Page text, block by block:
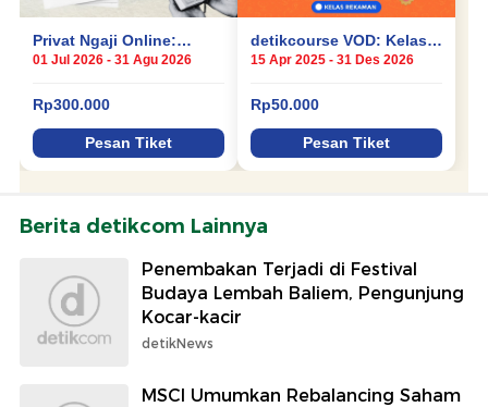
Berita detikcom Lainnya
Penembakan Terjadi di Festival
Budaya Lembah Baliem, Pengunjung
Kocar-kacir
detikNews
MSCI Umumkan Rebalancing Saham